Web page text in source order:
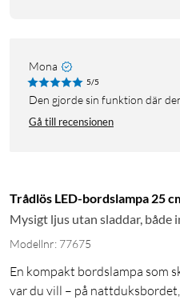
Mona
5/5
Den gjorde sin funktion där
Gå till recensionen
Trådlös LED-bordslampa 25
Mysigt ljus utan sladdar, både
Modellnr: 77675
En kompakt bordslampa som
var du vill – på